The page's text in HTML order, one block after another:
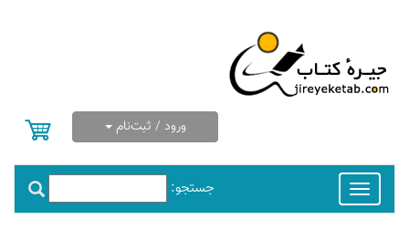
ورود / ثبت‌نام
جستجو:
Toggle
navigation